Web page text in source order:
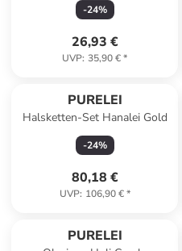
-24%
26,93 €
UVP: 35,90 €*
PURELEI
Halsketten-Set Hanalei Gold
-24%
80,18 €
UVP: 106,90 €*
PURELEI